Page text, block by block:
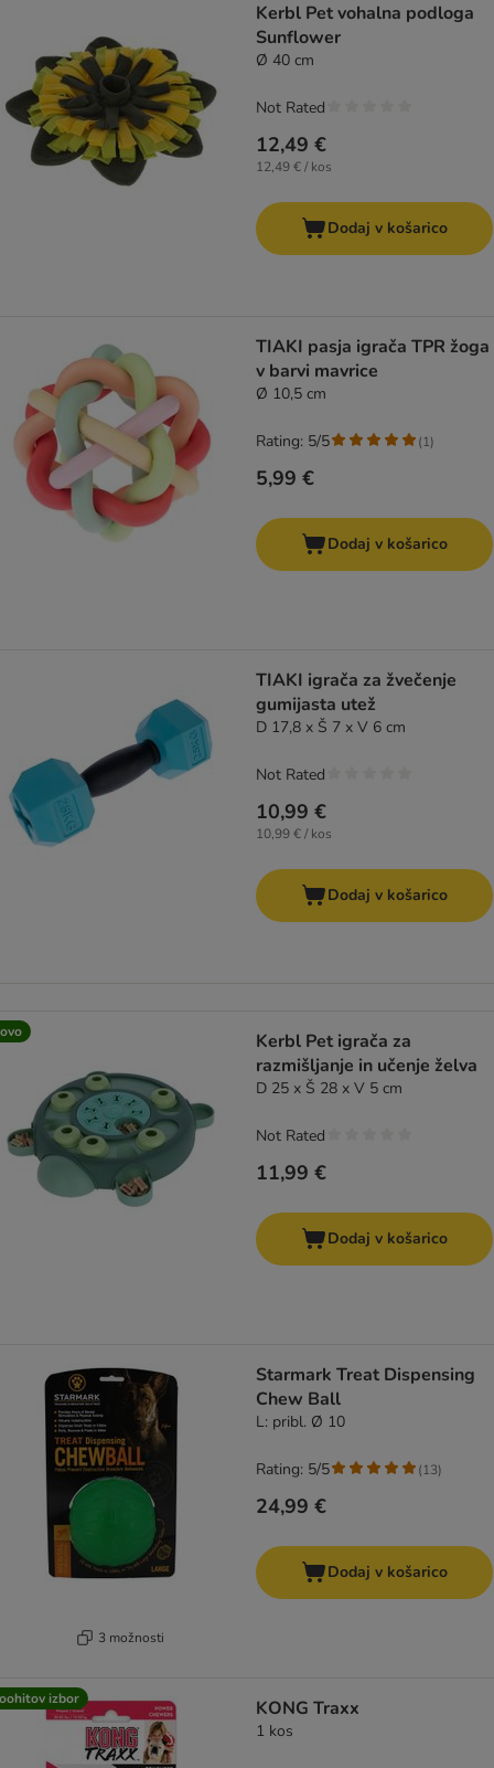
Kerbl Pet vohalna podloga
Sunflower
Ø 40 cm
12,49 €
12,49 € / kos
Not Rated
Dodaj v košarico
TIAKI pasja igrača TPR žoga
v barvi mavrice
Ø 10,5 cm
5,99 €
Rating: 5/5 (1)
Dodaj v košarico
TIAKI igrača za žvečenje
gumijasta utež
D 17,8 x Š 7 x V 6 cm
10,99 €
10,99 € / kos
Not Rated
Dodaj v košarico
Kerbl Pet igrača za
razmišljanje in učenje želva
D 25 x Š 28 x V 5 cm
11,99 €
Not Rated
Dodaj v košarico
3 možnosti
Starmark Treat Dispensing
Chew Ball
L: pribl. Ø 10
24,99 €
Rating: 5/5 (13)
Dodaj v košarico
izbor KONG Traxx
1 kos